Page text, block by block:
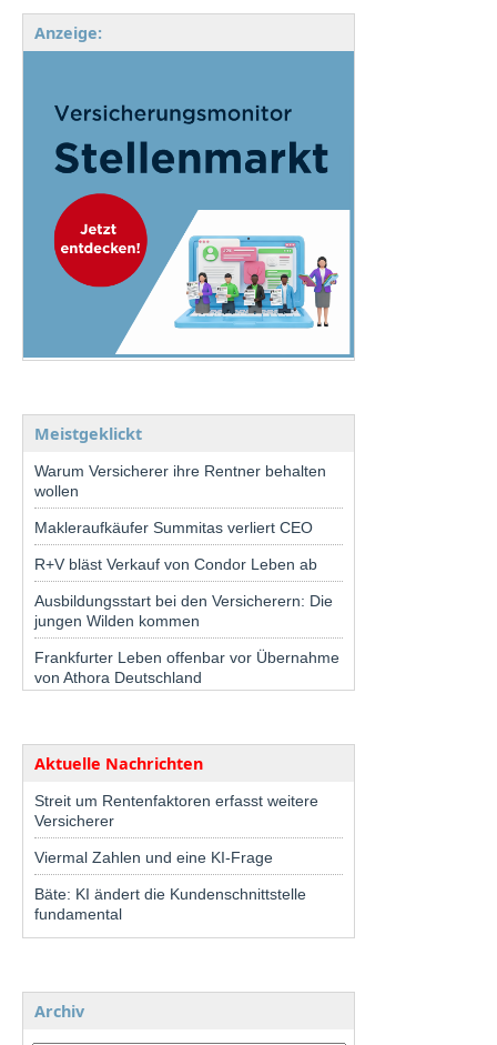
Anzeige:
Meistgeklickt
Warum Versicherer ihre Rentner behalten
wollen
Makleraufkäufer Summitas verliert CEO
R+V bläst Verkauf von Condor Leben ab
Ausbildungsstart bei den Versicherern: Die
jungen Wilden kommen
Frankfurter Leben offenbar vor Übernahme
von Athora Deutschland
Aktuelle Nachrichten
Streit um Rentenfaktoren erfasst weitere
Versicherer
Viermal Zahlen und eine KI-Frage
Bäte: KI ändert die Kundenschnittstelle
fundamental
Archiv